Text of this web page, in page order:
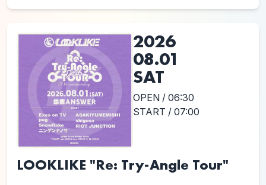
2026
08.01
SAT
OPEN / 06:30
START / 07:00
LOOKLIKE "Re: Try-Angle Tour"